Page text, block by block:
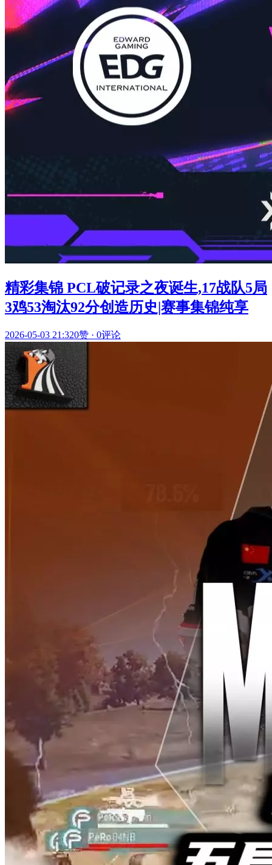
精彩集锦 PCL破记录之夜诞生,17战队5局
3鸡53淘汰92分创造历史|赛事集锦纯享
2026-05-03 21:320赞 · 0评论